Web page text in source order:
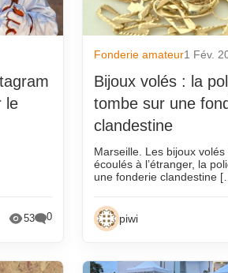
le
53 0
Fonderie amateur1 Fév.
Bijoux volés : la
tombe sur une
clandestine
Marseille. Les bijoux volés
écoulés à l’étranger, la
une fonderie clandestine
piwi